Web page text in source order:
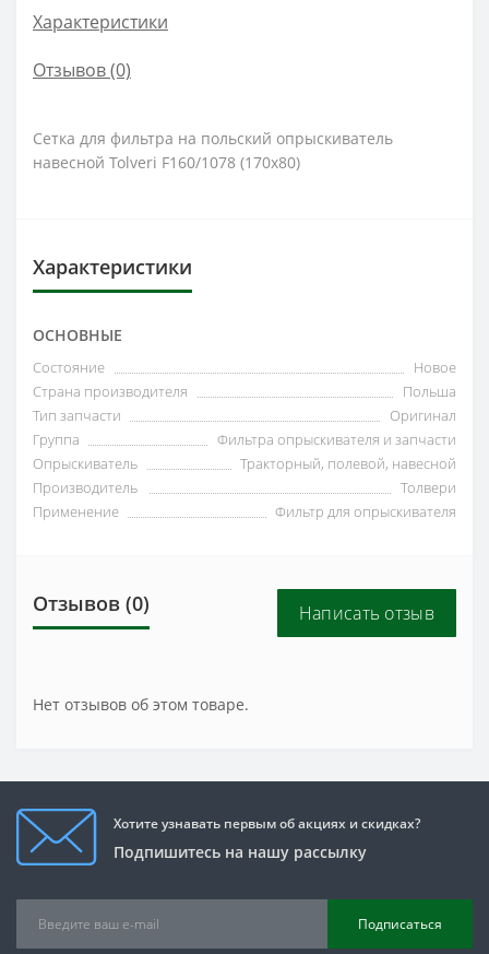
Характеристики
Отзывов (0)
Сетка для фильтра на польский опрыскиватель
навесной Tolveri F160/1078 (170х80)
Характеристики
ОСНОВНЫЕ
Состояние
Новое
Страна производителя
Польша
Тип запчасти
Оригинал
Группа
Фильтра опрыскивателя и запчасти
Опрыскиватель
Тракторный, полевой, навесной
Производитель
Толвери
Применение
Фильтр для опрыскивателя
Отзывов (0) Написать отзыв
Нет отзывов об этом товаре.
Хотите узнавать первым об акциях и скидках?
Подпишитесь на нашу рассылку
Подписаться